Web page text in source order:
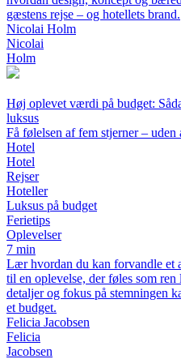
gæstens rejse – og hotellets brand.
Nicolai Holm
Nicolai
Holm
Høj oplevet værdi på budget:
luksus
Få følelsen af fem stjerner – uden
Hotel
Hotel
Rejser
Hoteller
Luksus på budget
Ferietips
Oplevelser
7 min
Lær hvordan du kan forvandle et
til en oplevelse, der føles som
detaljer og fokus på stemningen
et budget.
Felicia Jacobsen
Felicia
Jacobsen